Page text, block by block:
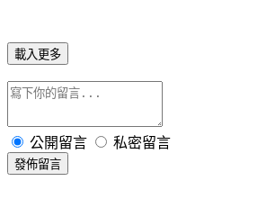
載入更多
公開留言 私密留言
發佈留言